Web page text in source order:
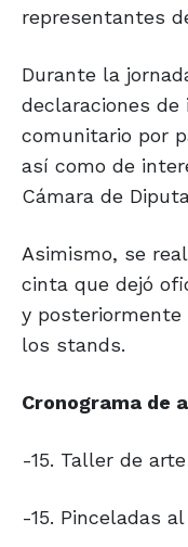
representantes
Durante la
declaraciones
comunitario por
así como de
Cámara de
Asimismo, se
cinta que dejó
y posteriormente
los stands.
Cronograma de
-15. Taller de
-15. Pinceladas